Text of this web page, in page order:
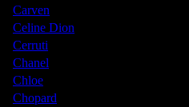
Carven
Celine Dion
Cerruti
Chanel
Chloe
Chopard